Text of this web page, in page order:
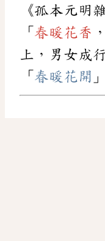
《孤本元明
「 春暖花香
上，男女成
「 春暖花開